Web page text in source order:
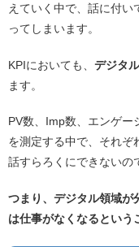
えていく中で、話に付い
ってしまいます。
KPIにおいても、 デジタ
ます。
PV数、Imp数、エンゲー
を測定する中で、それぞ
話すらろくにできないの
つまり、デジタル領域が
は仕事がなくなるという